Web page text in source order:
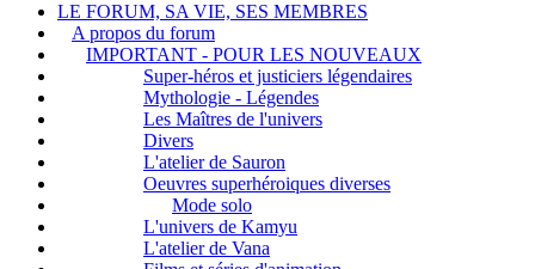
LE FORUM, SA VIE, SES MEMBRES
A propos du forum
IMPORTANT - POUR LES NOUVEAUX
Super-héros et justiciers légendaires
Mythologie - Légendes
Les Maîtres de l'univers
Divers
L'atelier de Sauron
Oeuvres superhéroiques diverses
Mode solo
L'univers de Kamyu
L'atelier de Vana